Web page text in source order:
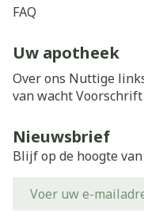
FAQ
Uw apotheek
Over ons Nuttige
van wachtVoorschrift
Nieuwsbrief
Blijf op de hoogte